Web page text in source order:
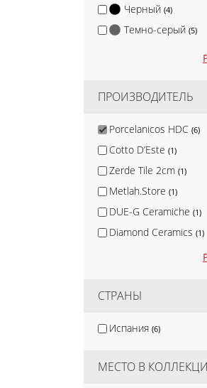
Черный (4)
Темно-серый (5)
ПРОИЗВОДИТЕЛЬ
Porcelanicos HDC (6)
Cotto D’Este (1)
Zerde Tile 2cm (1)
Metlah.Store (1)
DUE-G Ceramiche (1)
Diamond Ceramics (1)
Jano Tiles
Kirovit
СТРАНЫ
Испания (6)
МЕСТО В